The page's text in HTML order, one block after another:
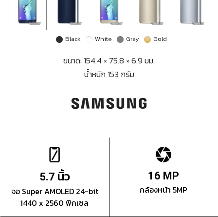
Black White Gray Gold
ขนาด: 154.4 × 75.8 × 6.9 มม.
น้ำหนัก 153 กรัม
5.7 นิ้ว
จอ Super AMOLED 24-bit
1440 x 2560 พิกเซล
16 MP
กล้องหน้า 5MP